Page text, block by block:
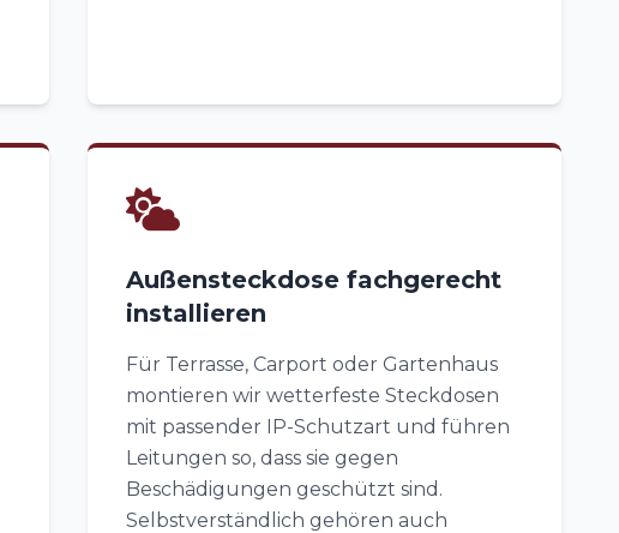
Außensteckdose fachgerecht
installieren
Für Terrasse, Carport oder Gartenhaus
montieren wir wetterfeste Steckdosen
mit passender IP-Schutzart und führen
Leitungen so, dass sie gegen
Beschädigungen geschützt sind.
Selbstverständlich gehören auch